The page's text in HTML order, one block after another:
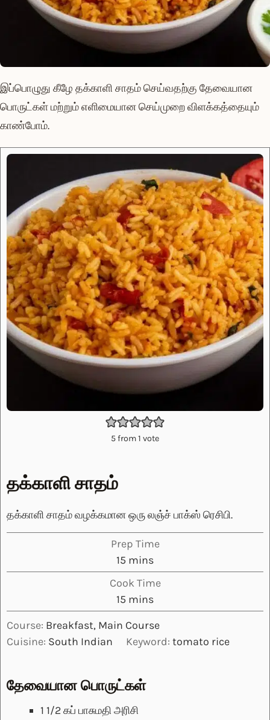
இப்பொழுது கீழே தக்காளி சாதம் செய்வதற்கு தேவையான
பொருட்கள் மற்றும் எளிமையான செய்முறை விளக்கத்தையும்
காண்போம்.
5from 1 vote
தக்காளி சாதம்
தக்காளி சாதம் வழக்கமான ஒரு லஞ்ச் பாக்ஸ் ரெசிபி.
Prep Time
15 minutes
mins
Cook Time
15 minutes
mins
Course: Breakfast, Main Course
Cuisine: South Indian Keyword: tomato rice
தேவையான பொருட்கள்
1 1/2கப் பாசுமதி அரிசி